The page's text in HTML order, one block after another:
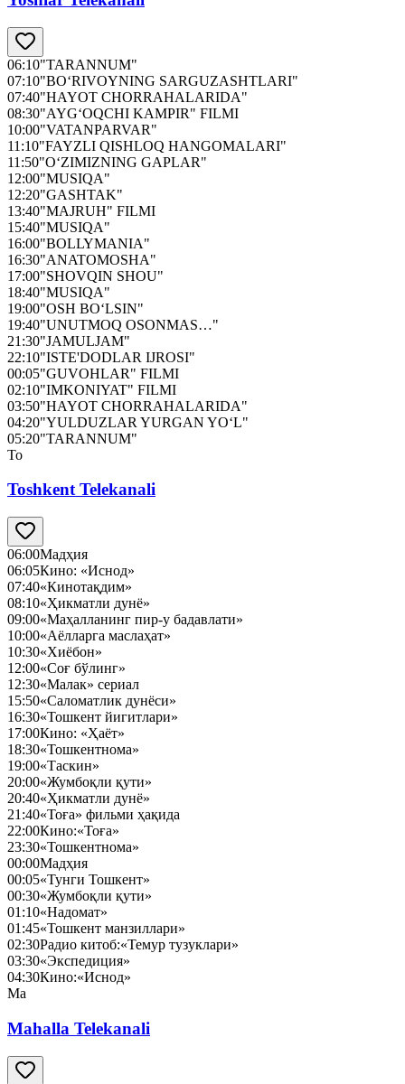
06:10"TARANNUM"
07:10"BO‘RIVOYNING SARGUZASHTLARI"
07:40"HAYOT CHORRAHALARIDA"
08:30"AYG‘OQCHI KAMPIR" FILMI
10:00"VATANPARVAR"
11:10"FAYZLI QISHLOQ HANGOMALARI"
11:50"O‘ZIMIZNING GAPLAR"
12:00"MUSIQA"
12:20"GASHTAK"
13:40"MAJRUH" FILMI
15:40"MUSIQA"
16:00"BOLLYMANIA"
16:30"ANATOMOSHA"
17:00"SHOVQIN SHOU"
18:40"MUSIQA"
19:00"OSH BO‘LSIN"
19:40"UNUTMOQ OSONMAS…"
21:30"JAMULJAM"
22:10"ISTE'DODLAR IJROSI"
00:05"GUVOHLAR" FILMI
02:10"IMKONIYAT" FILMI
03:50"HAYOT CHORRAHALARIDA"
04:20"YULDUZLAR YURGAN YO‘L"
05:20"TARANNUM"
To
Toshkent Telekanali
06:00Мадҳия
06:05Кино: «Иснод»
07:40«Кинотақдим»
08:10«Ҳикматли дунё»
09:00«Маҳалланинг пир-у бадавлати»
10:00«Аёлларга маслаҳат»
10:30«Хиёбон»
12:00«Соғ бўлинг»
12:30«Малак» сериал
15:50«Саломатлик дунёси»
16:30«Тошкент йигитлари»
17:00Кино: «Ҳаёт»
18:30«Тошкентнома»
19:00«Таскин»
20:00«Жумбоқли қути»
20:40«Ҳикматли дунё»
21:40«Тоға» фильми ҳақида
22:00Кино:«Тоға»
23:30«Тошкентнома»
00:00Мадҳия
00:05«Тунги Тошкент»
00:30«Жумбоқли қути»
01:10«Надомат»
01:45«Тошкент манзиллари»
02:30Радио китоб:«Темур тузуклари»
03:30«Экспедиция»
04:30Кино:«Иснод»
Ma
Mahalla Telekanali